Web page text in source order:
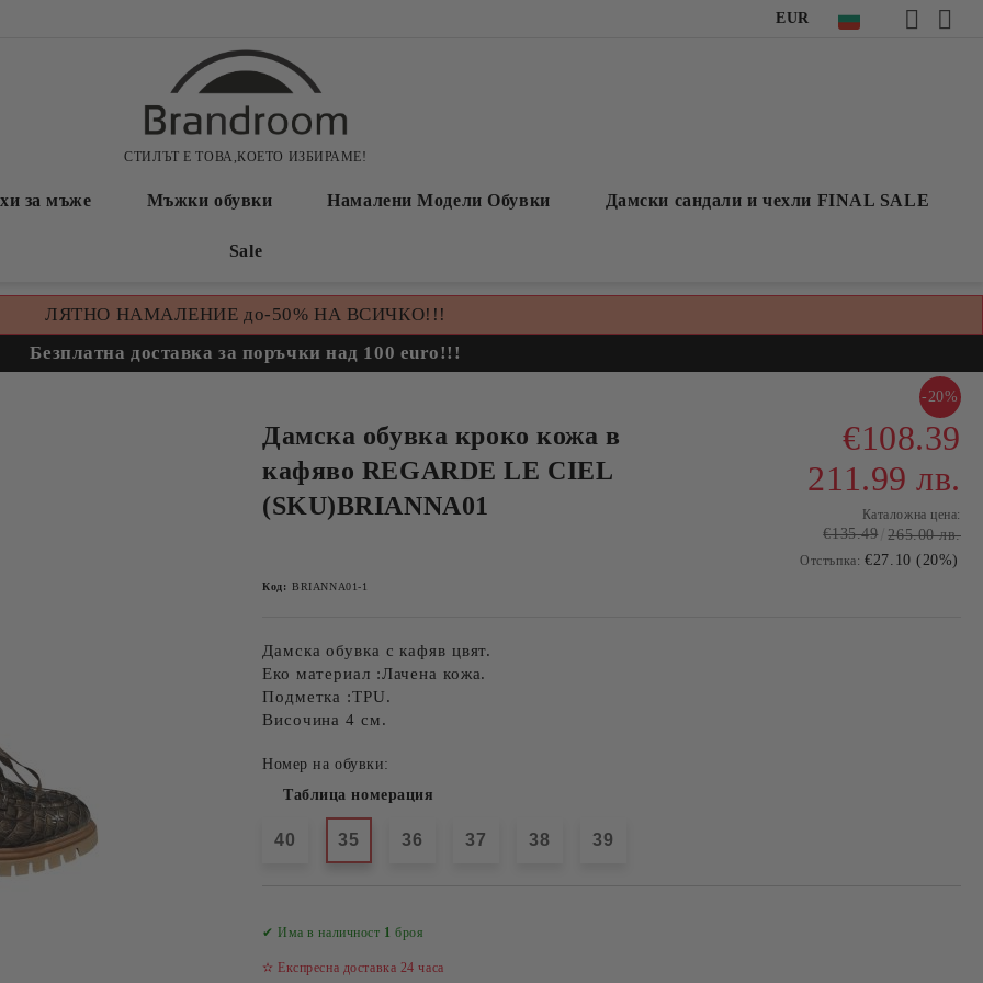
EUR
СТИЛЪТ Е ТОВА,КОЕТО ИЗБИРАМЕ!
за мъже Мъжки обувки Намалени Модели Обувки Дамски сандали и чехли FINAL SALE
Sale
ЛЯТНО НАМАЛЕНИЕ до-50% НА ВСИЧКО!!!
Безплатна доставка за поръчки над 100 euro!!!
Дамска обувка кроко кожа в
кафяво REGARDE LE CIEL
(SKU)BRIANNA01
-20%
€108.39
211.99 лв.
Каталожна цена:
€135.49 265.00 лв.
Отстъпка: €27.10 (20%)
Код: BRIANNA01-1
Дамска обувка с кафяв цвят.
Еко материал :Лачена кожа.
Подметка :TPU.
Височина 4 см.
Номер на обувки:
Таблица номерация
40 35 36 37 38 39
✔ Има в наличност 1 броя
✫ Експресна доставка 24 часа